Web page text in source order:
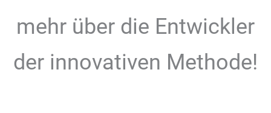
mehr über die Entwickler
der innovativen Methode!